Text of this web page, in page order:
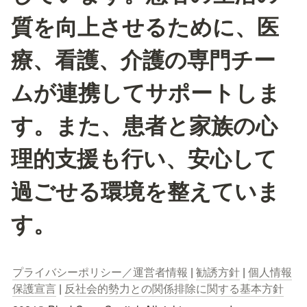
質を向上させるために、医
療、看護、介護の専門チー
ムが連携してサポートしま
す。また、患者と家族の心
理的支援も行い、安心して
過ごせる環境を整えていま
す。
プライバシーポリシー／運営者情報 | 勧誘方針 | 個人情報
保護宣言 | 反社会的勢力との関係排除に関する基本方針